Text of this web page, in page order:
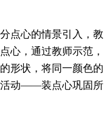
点心的情景引入，教
心，通过教师示范，
形状，将同一颜色的
活动——装点心巩固所